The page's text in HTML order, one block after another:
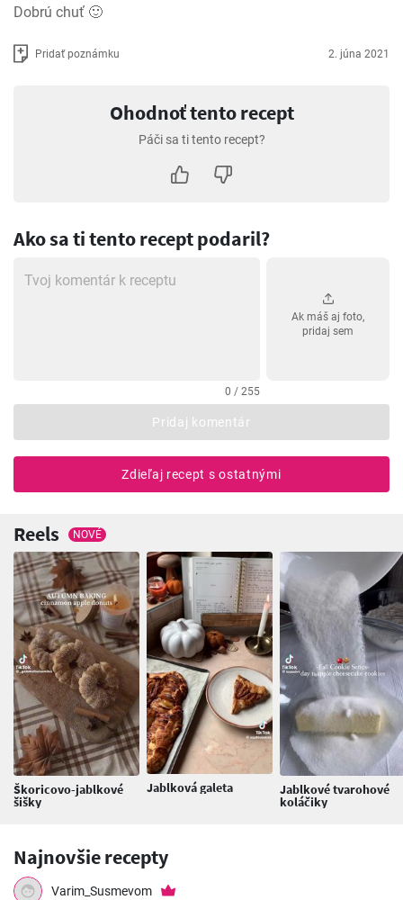
Dobrú chuť 🙂
Pridať poznámku 2. júna 2021
Ohodnoť tento recept
Páči sa ti tento recept?
Ako sa ti tento recept podaril?
0 / 255
Ak máš aj foto,
pridaj sem
Pridaj komentár
Zdieľaj recept s ostatnými
Reels NOVÉ
Škoricovo-jablkové
šišky
Jablková galeta Jablkové tvarohové
koláčiky
Najnovšie recepty
Varim_Susmevom